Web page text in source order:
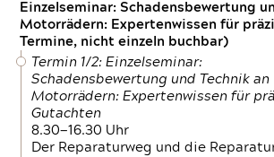
Einzelseminar: Schadensbewertung
Motorrädern: Expertenwissen für
Termine, nicht einzeln buchbar)
Termin 1/2: Einzelseminar:
Schadensbewertung und Technik an
Motorrädern: Expertenwissen für
Gutachten
8.30—16.30 Uhr
Der Reparaturweg und die